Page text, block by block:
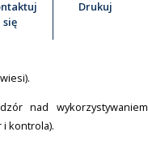
się
Drukuj
nad wykorzystywaniem
i kontrola).